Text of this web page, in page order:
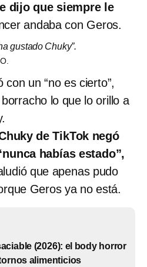
le dijo que siempre le
andaba con Geros.
gustado Chuky”.
un “no es cierto”,
lo que lo orillo a
de TikTok negó
habías estado”,
que apenas pudo
Geros ya no está.
(2026): el body horror
alimenticios